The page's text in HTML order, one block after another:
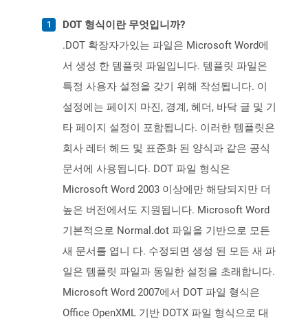
DOT 형식이란 무엇입니까?
.DOT 확장자가있는 파일은 Microsoft Word에
서 생성 한 템플릿 파일입니다. 템플릿 파일은
특정 사용자 설정을 갖기 위해 작성됩니다. 이
설정에는 페이지 마진, 경계, 헤더, 바닥 글 및 기
타 페이지 설정이 포함됩니다. 이러한 템플릿은
회사 레터 헤드 및 표준화 된 양식과 같은 공식
문서에 사용됩니다. DOT 파일 형식은
Microsoft Word 2003 이상에만 해당되지만 더
높은 버전에서도 지원됩니다. Microsoft Word
기본적으로 Normal.dot 파일을 기반으로 모든
새 문서를 엽니 다. 수정되면 생성 된 모든 새 파
일은 템플릿 파일과 동일한 설정을 초래합니다.
Microsoft Word 2007에서 DOT 파일 형식은
Office OpenXML 기반 DOTX 파일 형식으로 대